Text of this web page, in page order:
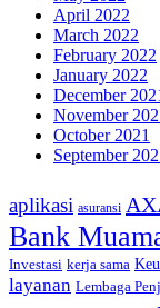
April 2022
March 2022
February 2022
January 2022
December
November
October 2021
September
aplikasi asuransi
Bank
Investasi kerja sama
layanan Lembaga